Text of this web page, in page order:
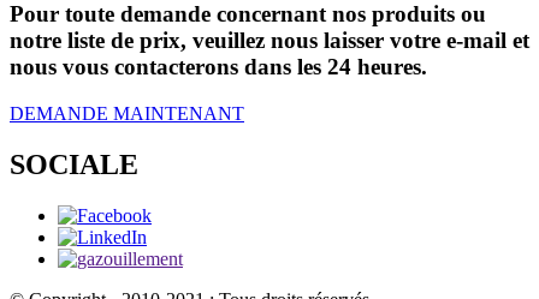
Pour toute demande concernant nos produits ou
notre liste de prix, veuillez nous laisser votre e-mail et
nous vous contacterons dans les 24 heures.
DEMANDE MAINTENANT
SOCIALE